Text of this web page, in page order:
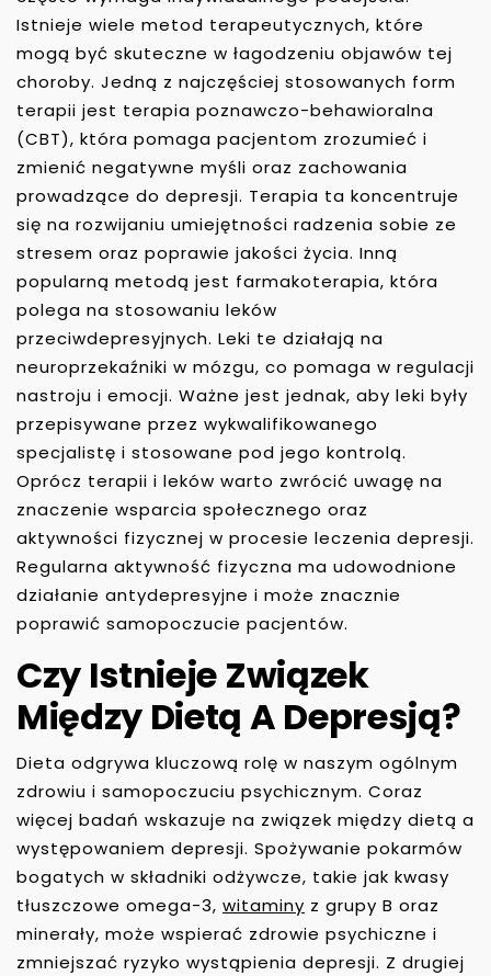
Istnieje wiele metod terapeutycznych, które
mogą być skuteczne w łagodzeniu objawów tej
choroby. Jedną z najczęściej stosowanych form
terapii jest terapia poznawczo-behawioralna
(CBT), która pomaga pacjentom zrozumieć i
zmienić negatywne myśli oraz zachowania
prowadzące do depresji. Terapia ta koncentruje
się na rozwijaniu umiejętności radzenia sobie ze
stresem oraz poprawie jakości życia. Inną
popularną metodą jest farmakoterapia, która
polega na stosowaniu leków
przeciwdepresyjnych. Leki te działają na
neuroprzekaźniki w mózgu, co pomaga w regulacji
nastroju i emocji. Ważne jest jednak, aby leki były
przepisywane przez wykwalifikowanego
specjalistę i stosowane pod jego kontrolą.
Oprócz terapii i leków warto zwrócić uwagę na
znaczenie wsparcia społecznego oraz
aktywności fizycznej w procesie leczenia depresji.
Regularna aktywność fizyczna ma udowodnione
działanie antydepresyjne i może znacznie
poprawić samopoczucie pacjentów.
Czy Istnieje Związek
Między Dietą A Depresją?
Dieta odgrywa kluczową rolę w naszym ogólnym
zdrowiu i samopoczuciu psychicznym. Coraz
więcej badań wskazuje na związek między dietą a
występowaniem depresji. Spożywanie pokarmów
bogatych w składniki odżywcze, takie jak kwasy
tłuszczowe omega-3, witaminy z grupy B oraz
minerały, może wspierać zdrowie psychiczne i
zmniejszać ryzyko wystąpienia depresji. Z drugiej